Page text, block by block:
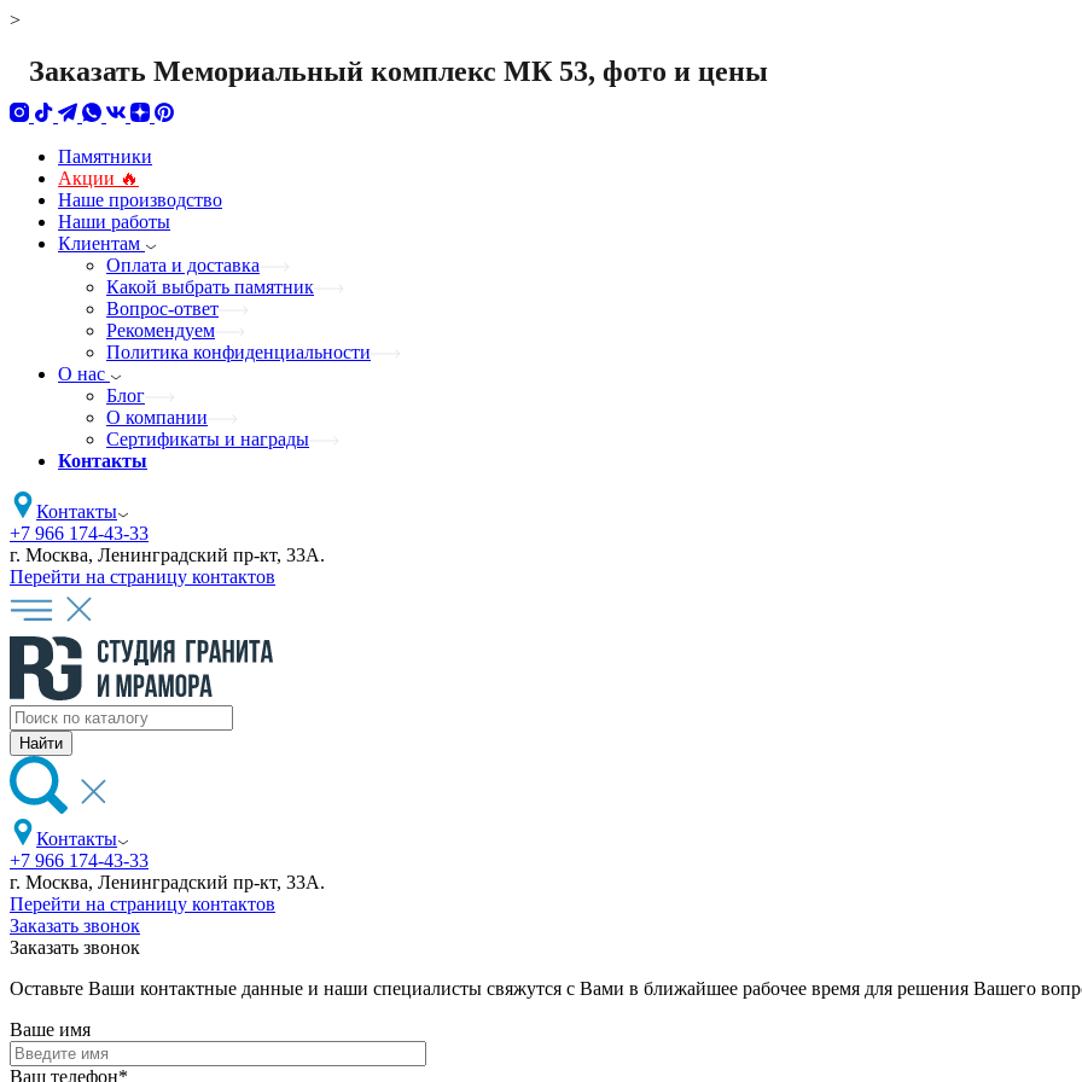
>
Заказать Мемориальный комплекс МК 53, фото и цены
Памятники
Акции 🔥
Наше производство
Наши работы
Клиентам
Оплата и доставка
Какой выбрать памятник
Вопрос-ответ
Рекомендуем
Политика конфиденциальности
О нас
Блог
О компании
Сертификаты и награды
Контакты
Контакты
+7 966 174-43-33
г. Москва, Ленинградский пр-кт, 33А.
Перейти на страницу контактов
Контакты
+7 966 174-43-33
г. Москва, Ленинградский пр-кт, 33А.
Перейти на страницу контактов
Заказать звонок
Заказать звонок
Оставьте Ваши контактные данные и наши специалисты свяжутся с Вами в ближайшее рабочее время для решения Вашего
Ваше имя
Ваш телефон*